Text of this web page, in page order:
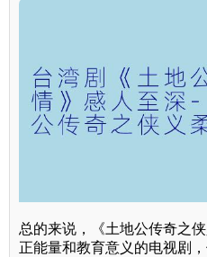
总的来说，《土地公传奇之
正能量和教育意义的电视剧